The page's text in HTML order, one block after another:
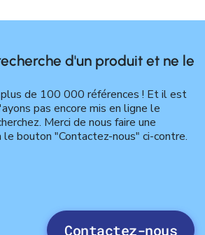
d'un produit et ne le
plus de 100 000 références ! Et il est
pas encore mis en ligne le
Merci de nous faire une
le bouton "Contactez-nous" ci-contre.
Contactez-nous